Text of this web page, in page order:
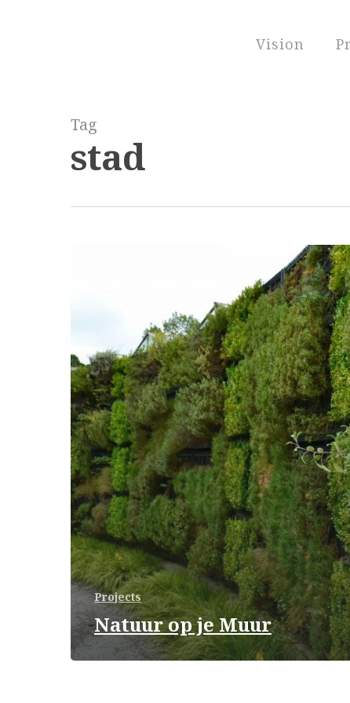
Vision
Tag
stad
Projects
Natuur op je Muur